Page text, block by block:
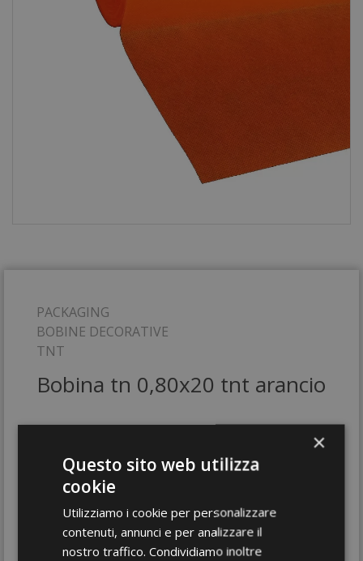
PACKAGING
BOBINE DECORATIVE
TNT
Bobina tn 0,80x20 tnt arancio
Bobina
TNT ETOFFE
×
Questo sito web utilizza
cookie
Utilizziamo i cookie per personalizzare
contenuti, annunci e per analizzare il
nostro traffico. Condividiamo inoltre